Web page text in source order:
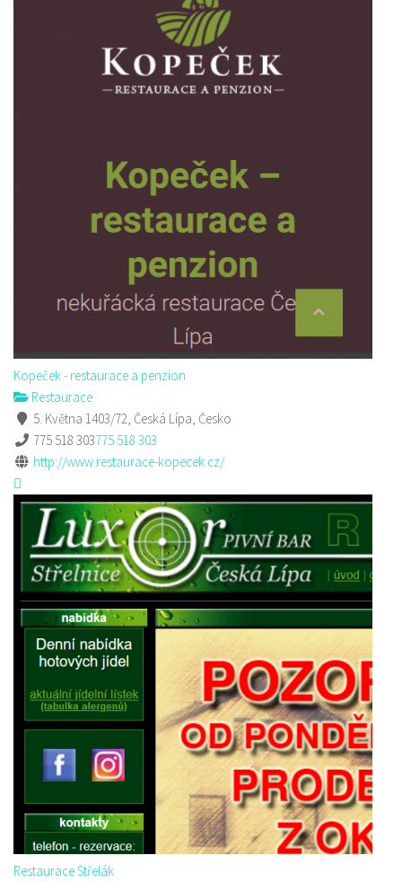
Kopeček - restaurace a penzion
Restaurace
5. Května 1403/72, Česká Lípa, Česko
775 518 303775 518 303
http://www.restaurace-kopecek.cz/
Restaurace Střelák